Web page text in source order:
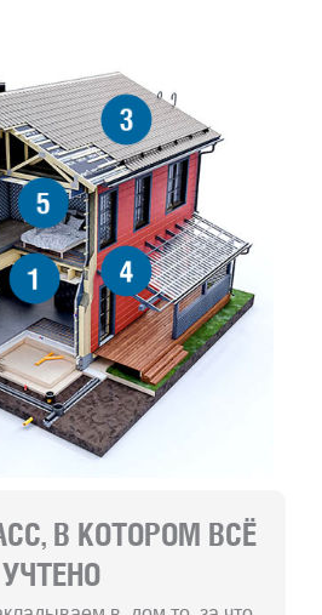
1
3
4
5
В КОТОРОМ ВСЁ
УЧТЕНО